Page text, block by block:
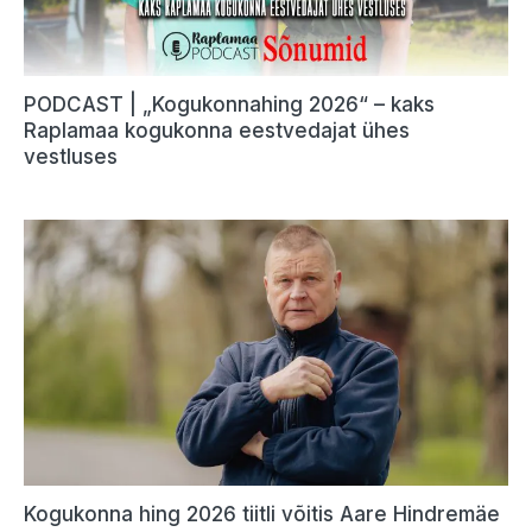
PODCAST | „Kogukonnahing 2026“ – kaks
Raplamaa kogukonna eestvedajat ühes
vestluses
Kogukonna hing 2026 tiitli võitis Aare Hindremäe